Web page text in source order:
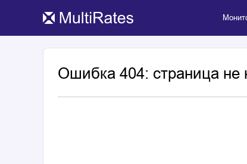
Ошибка 404: страница не